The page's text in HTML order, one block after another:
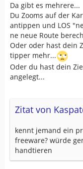
Da gibt es mehrere...
Du Zooms auf der
antippen und LOS
ne neue Route
Oder oder hast dein
tipper mehr...
Oder du hast dein
angelegt...
Zitat von
kennt jemand ein
freeware? würde
handtieren